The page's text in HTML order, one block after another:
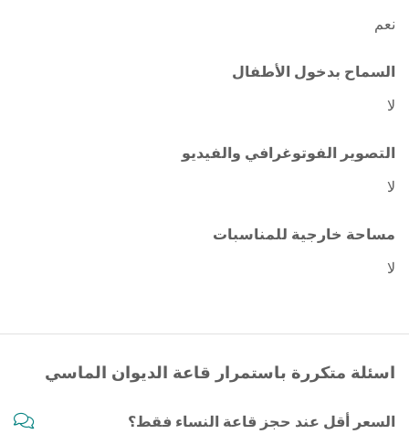
نعم
السماح بدخول الأطفال
لا
التصوير الفوتوغرافي والفيديو
لا
مساحة خارجية للمناسبات
لا
اسئلة متكررة باستمرار قاعة الديوان الماسي
السعر أقل عند حجز قاعة النساء فقط؟